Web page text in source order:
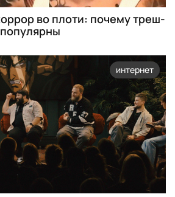
во плоти: почему треш-
интернет